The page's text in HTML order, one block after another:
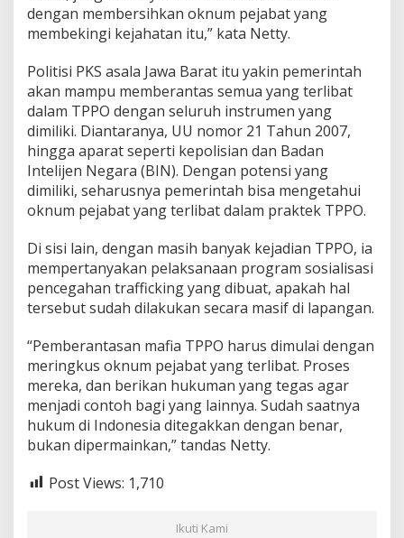
k
n
m
P
e
j
a
b
a
t
Y
a
g
T
e
r
l
b
a
T
P
P
O
dengan membersihkan oknum pejabat yang
membekingi kejahatan itu,” kata Netty.
Politisi PKS asala Jawa Barat itu yakin pemerintah
akan mampu memberantas semua yang terlibat
dalam TPPO dengan seluruh instrumen yang
dimiliki. Diantaranya, UU nomor 21 Tahun 2007,
hingga aparat seperti kepolisian dan Badan
Intelijen Negara (BIN). Dengan potensi yang
dimiliki, seharusnya pemerintah bisa mengetahui
oknum pejabat yang terlibat dalam praktek TPPO.
Di sisi lain, dengan masih banyak kejadian TPPO, ia
mempertanyakan pelaksanaan program sosialisasi
pencegahan trafficking yang dibuat, apakah hal
tersebut sudah dilakukan secara masif di lapangan.
“Pemberantasan mafia TPPO harus dimulai dengan
meringkus oknum pejabat yang terlibat. Proses
mereka, dan berikan hukuman yang tegas agar
menjadi contoh bagi yang lainnya. Sudah saatnya
hukum di Indonesia ditegakkan dengan benar,
bukan dipermainkan,” tandas Netty.
Post Views: 1,710
Ikuti Kami